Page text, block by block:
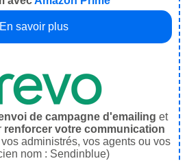
En savoir plus
de campagne d'emailing et
renforcer votre communication
administrés, vos agents ou vos
nom : Sendinblue)